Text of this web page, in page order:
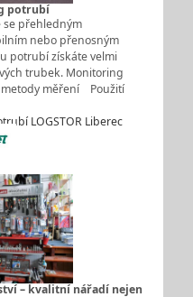
potrubí
se přehledným
nebo přenosným
potrubí získáte velmi
trubek. Monitoring
měření Použití
LOGSTOR Liberec
– kvalitní nářadí nejen